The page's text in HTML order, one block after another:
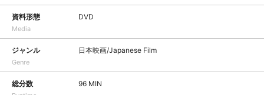
資料形態
Media
DVD
ジャンル
Genre
日本映画/Japanese Film
総分数 96 MIN